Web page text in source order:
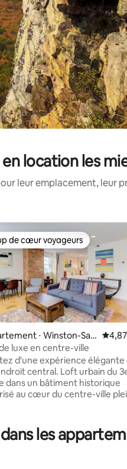
location les
leur emplacement, leur
5
sur la base de 116
de cœur voyageurs
de cœur voyageurs
⋅ Winston-Sale
luxe en centre-ville
d'une expérience élégante
central. Loft urbain du
dans un bâtiment historique
au cœur du centre-ville
Loft se trouve à quelques pas du
Aperture, des restaurants
les